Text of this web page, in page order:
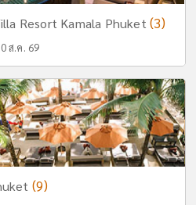
Resort Kamala Phuket (3)
ส.ค. 69
(9)